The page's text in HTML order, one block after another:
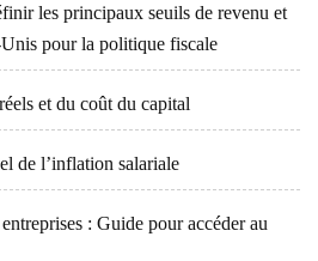
les principaux seuils de revenu et
pour la politique fiscale
et du coût du capital
de l’inflation salariale
: Guide pour accéder au